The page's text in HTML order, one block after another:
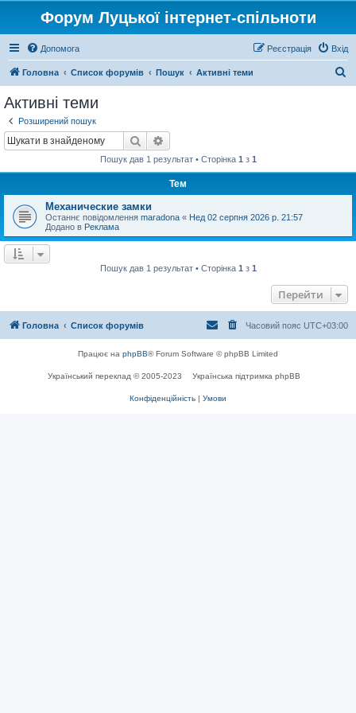
Форум Луцької інтернет-спільноти
Допомога Вхід
Реєстрація
Головна Список форумів Пошук Активні теми
Активні теми
Розширений пошук
Пошук
Пошук дав 1 результат • Сторінка 1 з 1
Тем
Механические замки
Останнє повідомлення maradona « Нед 02 серпня 2026 р. 21:57
Додано в Реклама
Пошук дав 1 результат • Сторінка 1 з 1
Перейти
Головна Список форумів Часовий пояс UTC+03:00
Працює на phpBB® Forum Software © phpBB Limited
Український переклад © 2005-2023 Українська підтримка phpBB
Конфіденційність | Умови